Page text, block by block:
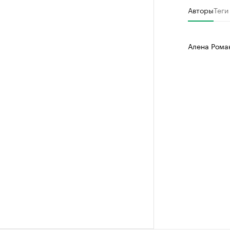
АвторыТеги
Алена